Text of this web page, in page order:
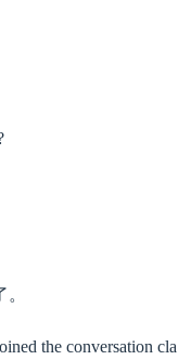
the conversation cla